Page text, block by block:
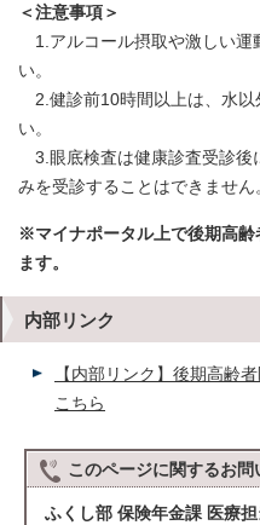
＜注意事項＞
1.アルコール摂取や激しい運
い。
2.健診前10時間以上は、水以
い。
3.眼底検査は健康診査受診後
みを受診することはできません
※マイナポータル上で後期高齢
ます。
内部リンク
【内部リンク】後期高齢
こちら
このページに関するお問
ふくし部 保険年金課 医療担